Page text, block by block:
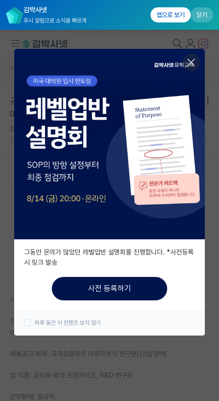
김박사넷
푸시 알림으로 소식을 빠르게
앱으로 보기 닫기
대학원생 모집
국내대학원 정보
연구실&오픈랩
커뮤니티
커뮤니티 홈
전체글보기
베스트 게시판
자유 게시판(아무개랩)
미국 유학 게시판
미국 대학원 합격 후기 게시판
대학원생 모집 게시판
연구실(PI) 홍보 게시판
석박사 채용 정보 게시판
임용 정보 게시판
학부 인턴 게시판
커뮤니티 홈
규격검증파트 이화학분석 연구원(신입/경력) | ㈜아워홈 |
마감일: 2026년 05월 31일
잡코리아
2026.05.22 0 492
기업명: ㈜아워홈
기업정보 URL: https://www.jobkorea.co.kr/Recruit/Co_Read/C/
ourhome6
채용공고 제목: 규격검증파트 이화학분석 연구원(신입/경력)
업·직종: 음식료·외식·프랜차이즈, R&D·연구원
근무형태: 정규직
그동안 문의가 많았던 레벨업반 설명회를 진행합니다. *사전등록
시 링크 발송
사전 등록하기
하루 동안 이 컨텐츠 보지 않기